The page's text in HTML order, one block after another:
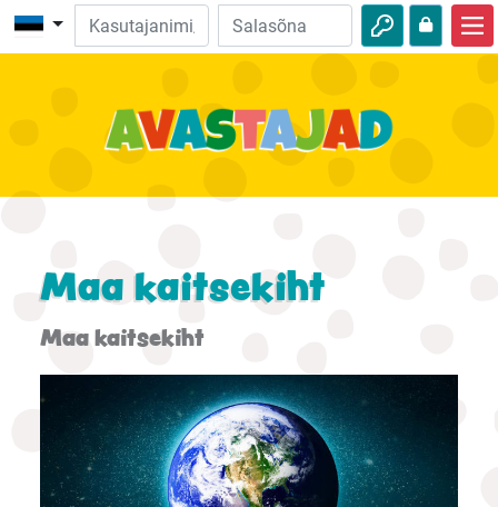
Piibliseiklused
Seiklused
Maa kaitsekiht
Maa kaitsekiht